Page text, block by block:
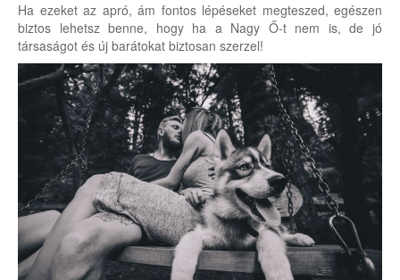
Ha ezeket az apró, ám fontos lépéseket megteszed, egészen
biztos lehetsz benne, hogy ha a Nagy Ő-t nem is, de jó
társaságot és új barátokat biztosan szerzel!